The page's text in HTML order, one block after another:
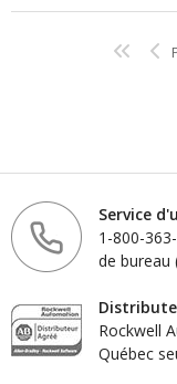
Service
1-800-
de bureau
Rockwell
Québec